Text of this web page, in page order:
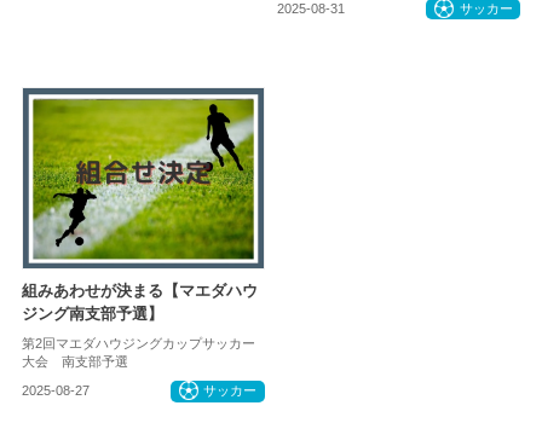
2025-08-31 サッカー
組みあわせが決まる【マエダハウ
ジング南支部予選】
第2回マエダハウジングカップサッカー
大会 南支部予選
2025-08-27 サッカー